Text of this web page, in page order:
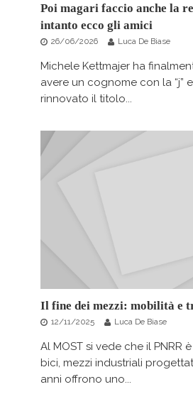
Poi magari faccio anche la
intanto ecco gli amici
26/06/2026 Luca De Biase
Michele Kettmajer ha
avere un cognome con la “j”
rinnovato il titolo...
Il fine dei mezzi: mobilità e
12/11/2025 Luca De Biase
Al MOST si vede che il PNRR
bici, mezzi industriali
anni offrono uno...